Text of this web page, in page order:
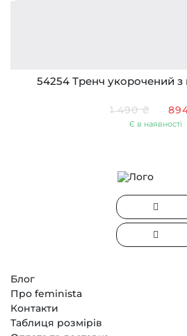
54254 Тренч укорочений
1 490 ₴
Є в наявності
Блог
Про feminista
Контакти
Таблиця розмірів